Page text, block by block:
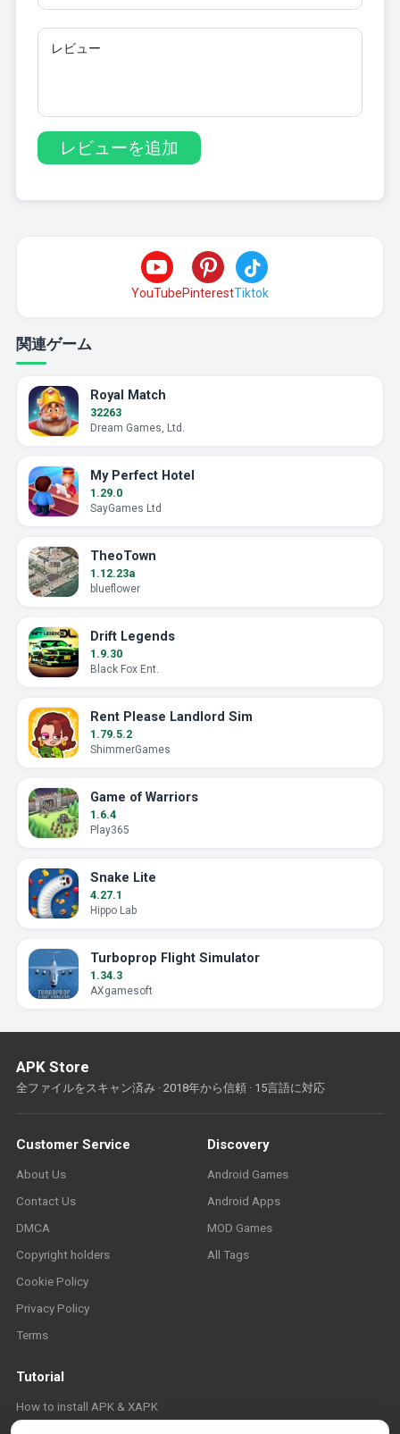
YouTubePinterestTiktok
関連ゲーム
Royal Match
32263
Dream Games, Ltd.
My Perfect Hotel
1.29.0
SayGames Ltd
TheoTown
1.12.23a
blueflower
Drift Legends
1.9.30
Black Fox Ent.
Rent Please Landlord Sim
1.79.5.2
ShimmerGames
Game of Warriors
1.6.4
Play365
Snake Lite
4.27.1
Hippo Lab
Turboprop Flight Simulator
1.34.3
AXgamesoft
APK Store
全ファイルをスキャン済み · 2018年から信頼 · 15言語に対応
Customer Service
About Us
Contact Us
DMCA
Copyright holders
Cookie Policy
Privacy Policy
Terms
Discovery
Android Games
Android Apps
MOD Games
All Tags
Tutorial
How to install APK & XAPK